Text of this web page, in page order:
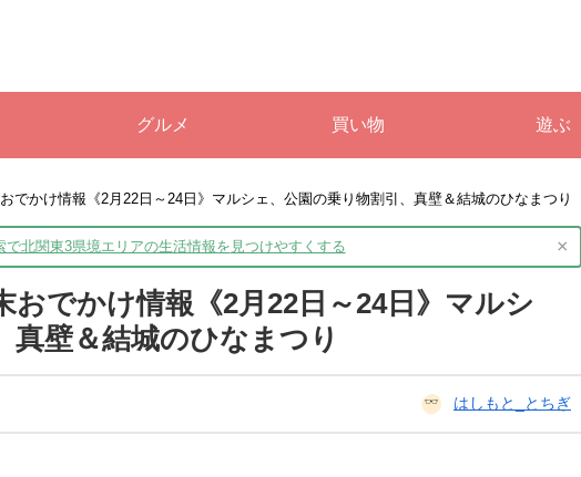
グルメ 買い物 遊ぶ
でかけ情報《2月22日～24日》マルシェ、公園の乗り物割引、真壁＆結城のひなまつり
で北関東3県境エリアの生活情報を 見つけやすくする ×
おでかけ情報《2月22日～24日》マルシ
真壁＆結城のひなまつり
はしもと_とちぎ